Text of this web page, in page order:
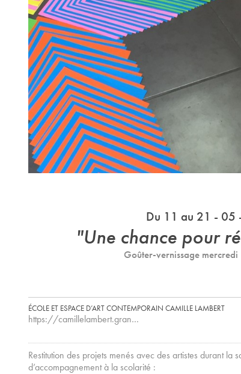
Du 11 au 21 - 05
"Une chance pour
Goûter-vernissage
ÉCOLE ET ESPACE D’ART CONTEMPORAIN CAMILLE LAMBERT
https://camillelambert.gran…
Restitution des projets menés avec des artistes durant la
d’accompagnement à la scolarité :